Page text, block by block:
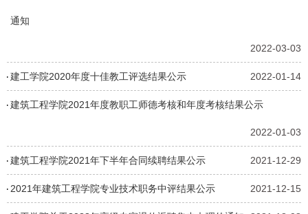
通知
2022-03-03
建工学院2020年度十佳教工评选结果公示 2022-01-14
建筑工程学院2021年度教职工师德考核和年度考核结果公示
2022-01-03
建筑工程学院2021年下半年合同续聘结果公示 2021-12-29
2021年建筑工程学院专业技术职务中评结果公示 2021-12-15